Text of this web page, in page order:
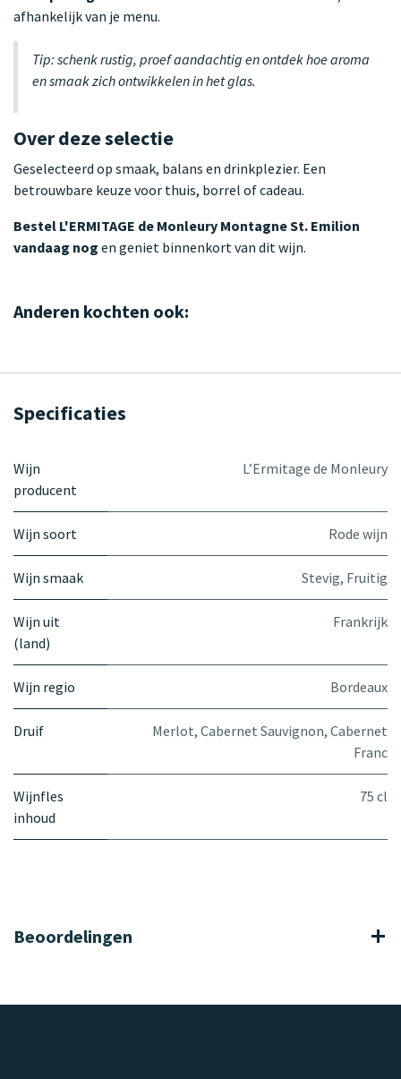
afhankelijk van je menu.
Tip: schenk rustig, proef aandachtig en ontdek hoe aroma
en smaak zich ontwikkelen in het glas.
Over deze selectie
Geselecteerd op smaak, balans en drinkplezier. Een
betrouwbare keuze voor thuis, borrel of cadeau.
Bestel L'ERMITAGE de Monleury Montagne St. Emilion
vandaag nog en geniet binnenkort van dit wijn.
Anderen kochten ook:
Specificaties
Wijn
producent
L’Ermitage de Monleury
Wijn soort Rode wijn
Wijn smaak Stevig, Fruitig
Wijn uit
(land)
Frankrijk
Wijn regio Bordeaux
Druif Merlot, Cabernet Sauvignon, Cabernet
Franc
Wijnfles
inhoud
75 cl
Beoordelingen